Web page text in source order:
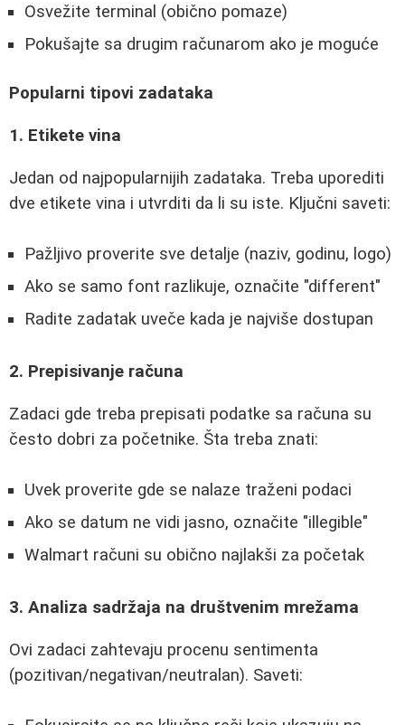
Osvežite terminal (obično pomaze)
Pokušajte sa drugim računarom ako je moguće
Popularni tipovi zadataka
1. Etikete vina
Jedan od najpopularnijih zadataka. Treba uporediti
dve etikete vina i utvrditi da li su iste. Ključni saveti:
Pažljivo proverite sve detalje (naziv, godinu, logo)
Ako se samo font razlikuje, označite "different"
Radite zadatak uveče kada je najviše dostupan
2. Prepisivanje računa
Zadaci gde treba prepisati podatke sa računa su
često dobri za početnike. Šta treba znati:
Uvek proverite gde se nalaze traženi podaci
Ako se datum ne vidi jasno, označite "illegible"
Walmart računi su obično najlakši za početak
3. Analiza sadržaja na društvenim mrežama
Ovi zadaci zahtevaju procenu sentimenta
(pozitivan/negativan/neutralan). Saveti: